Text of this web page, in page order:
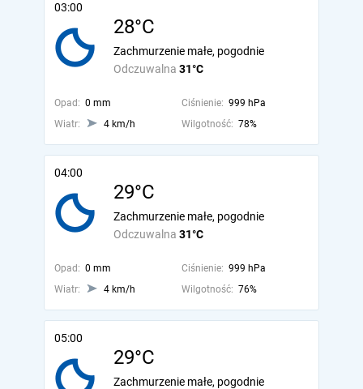
03:00
28°C
Odczuwalna 31°C
Zachmurzenie małe, pogodnie
Opad: 0 mm Ciśnienie: 999 hPa
Wiatr:
4 km/h Wilgotność: 78%
04:00
29°C
Odczuwalna 31°C
Zachmurzenie małe, pogodnie
Opad: 0 mm Ciśnienie: 999 hPa
Wiatr:
4 km/h Wilgotność: 76%
05:00
29°C
Zachmurzenie małe, pogodnie